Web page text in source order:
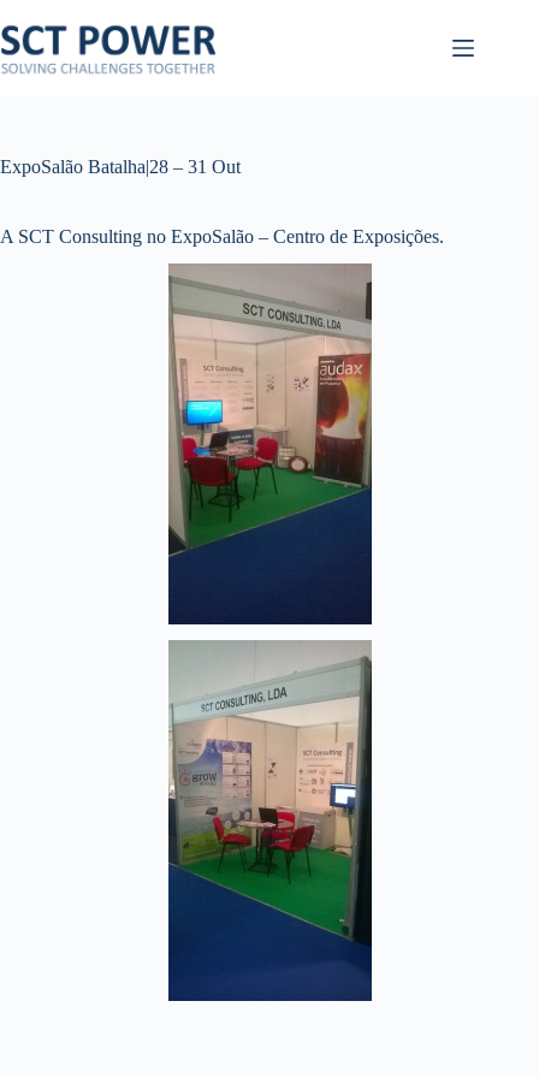
para
o
conteúdo
ExpoSalão Batalha|28 – 31 Out
A SCT Consulting no ExpoSalão – Centro de Exposições.